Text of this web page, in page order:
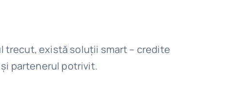
trecut, există soluții smart – credite
partenerul potrivit.